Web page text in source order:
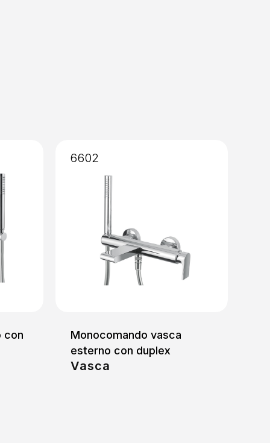
con
Monocomando vasca
esterno con duplex
Vasca
6602